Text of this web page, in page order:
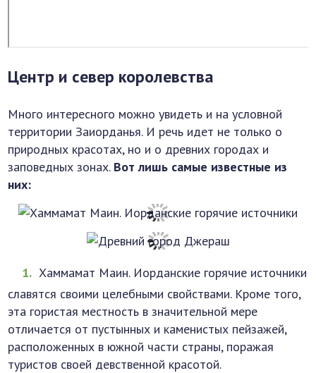
Центр и север королевства
Много интересного можно увидеть и на условной
территории Заиорданья. И речь идет не только о
природных красотах, но и о древних городах и
заповедных зонах. Вот лишь самые известные из
них:
Хаммамат Маин. Иорданские горячие источники
славятся своими целебными свойствами. Кроме того,
эта гористая местность в значительной мере
отличается от пустынных и каменистых пейзажей,
расположенных в южной части страны, поражая
туристов своей девственной красотой.